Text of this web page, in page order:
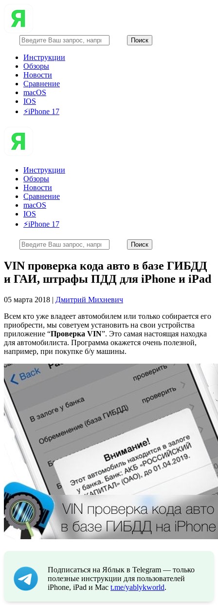
Инструкции
Обзоры
Новости
Сравнение
macOS
IOS
⚡️iPhone 17
Инструкции
Обзоры
Новости
Сравнение
macOS
IOS
⚡️iPhone 17
VIN проверка кода авто в базе ГИБДД
и ГАИ, штрафы ПДД для iPhone и iPad
05 марта 2018 | Дмитрий Михневич
Всем кто уже владеет автомобилем или только собирается его
приобрести, мы советуем установить на свои устройства
приложение “Проверка VIN”. Это самая настоящая находка
для автомобилиста. Программа окажется очень полезной,
например, при покупке б/у машины.
Подписаться на Яблык в Telegram — только
полезные инструкции для пользователей
iPhone, iPad и Mac t.me/yablykworld.